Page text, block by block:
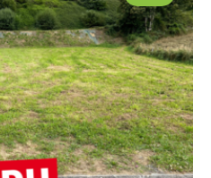
avec une chaufferie
au GAZ, le double
à l’égout sont des atouts
le confort et la praticité. La
terrain arboré de 3 000 m²
profiter pleinement de la
Les + : tout à